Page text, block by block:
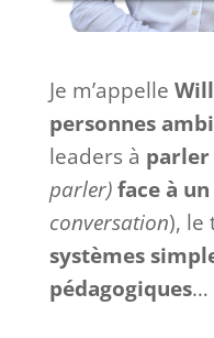
Je m’appelle
personnes
leaders à parler
parler) face à un
conversation), le
systèmes
pédagogiques…